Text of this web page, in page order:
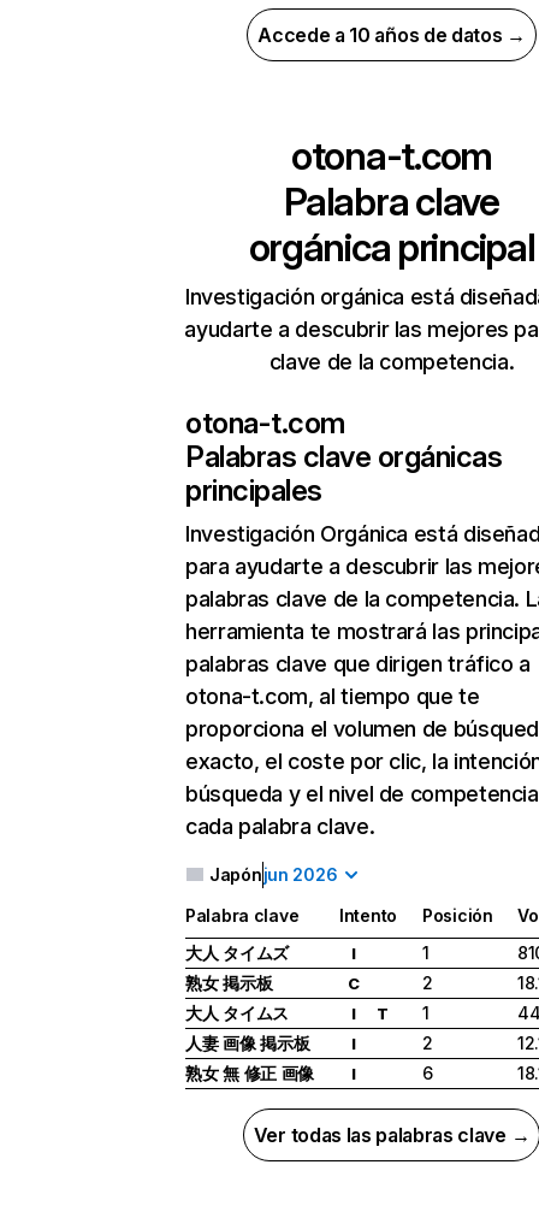
Accede a 10 años de datos →
otona-t.com
Palabra clave
orgánica principal
Investigación orgánica está
ayudarte a descubrir las mejores
clave de la competencia.
otona-t.com
Palabras clave orgánicas
principales
Investigación Orgánica está
para ayudarte a descubrir las
palabras clave de la competencia.
herramienta te mostrará las
palabras clave que dirigen tráfico a
otona-t.com, al tiempo que te
proporciona el volumen de
exacto, el coste por clic, la
búsqueda y el nivel de
cada palabra clave.
Japónjun 2026
Palabra clave Intento Posición
大人 タイムズ
I 1
熟女 掲示板
C 2
大人 タイムス
I T 1
人妻 画像 掲示板
I 2
熟女 無 修正 画像
I 6
Ver todas las palabras clave →